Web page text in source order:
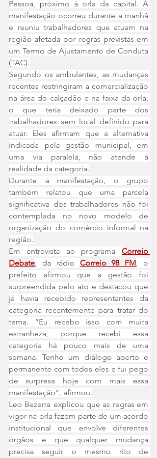
Pessoa, próximo à orla da capital. A
manifestação ocorreu durante a manhã
e reuniu trabalhadores que atuam na
região afetada por regras previstas em
um Termo de Ajustamento de Conduta
(TAC).
Segundo os ambulantes, as mudanças
recentes restringiram a comercialização
na área do calçadão e na faixa da orla,
o que teria deixado parte dos
trabalhadores sem local definido para
atuar. Eles afirmam que a alternativa
indicada pela gestão municipal, em
uma via paralela, não atende à
realidade da categoria.
Durante a manifestação, o grupo
também relatou que uma parcela
significativa dos trabalhadores não foi
contemplada no novo modelo de
organização do comércio informal na
região.
Em entrevista ao programa Correio
Debate, da rádio Correio 98 FM, o
prefeito afirmou que a gestão foi
surpreendida pelo ato e destacou que
já havia recebido representantes da
categoria recentemente para tratar do
tema. “Eu recebo isso com muita
estranheza, porque recebi essa
categoria há pouco mais de uma
semana. Tenho um diálogo aberto e
permanente com todos eles e fui pego
de surpresa hoje com mais essa
manifestação”, afirmou.
Leo Bezerra explicou que as regras em
vigor na orla fazem parte de um acordo
institucional que envolve diferentes
órgãos e que qualquer mudança
precisa seguir o mesmo rito de